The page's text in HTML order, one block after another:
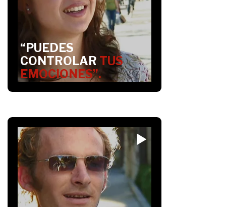
“PUEDES
CONTROLAR TUS
EMOCIONES”.